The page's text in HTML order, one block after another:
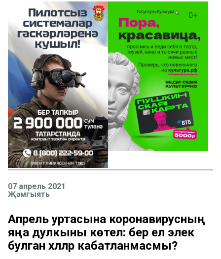
07 апрель 2021
Җәмгыять
Апрель уртасына коронавирусның
яңа дулкыны көтелә: бер ел элек
булган хәлләр кабатланмасмы?